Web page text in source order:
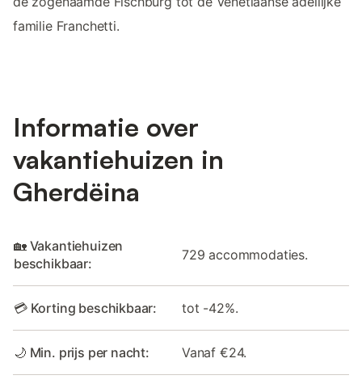
familie Franchetti.
Informatie over
vakantiehuizen in
Gherdëina
🏡 Vakantiehuizen
beschikbaar:
729 accommodaties.
💳 Korting beschikbaar: tot -42%.
🌙 Min. prijs per nacht: Vanaf €24.